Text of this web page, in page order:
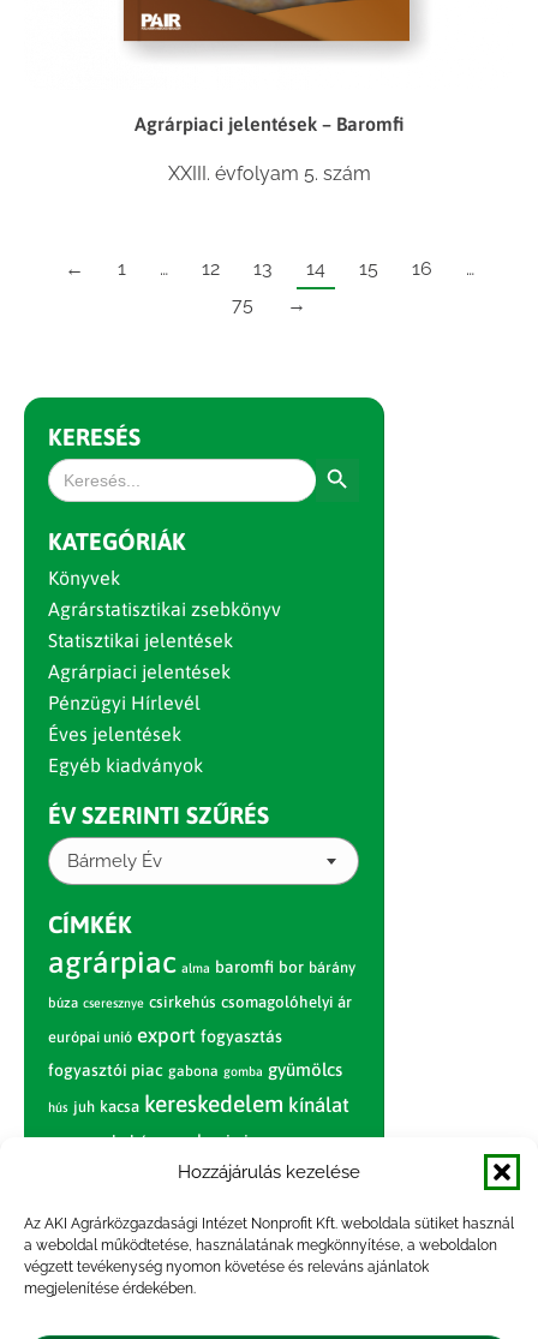
Hozzájárulás kezelése
Az AKI Agrárközgazdasági Intézet Nonprofit Kft. weboldala sütiket használ
a weboldal működtetése, használatának megkönnyítése, a weboldalon
végzett tevékenység nyomon követése és releváns ajánlatok
megjelenítése érdekében.
Agrárpiaci jelentések – Baromfi
XXIII. évfolyam 5. szám
← 1 … 12 13 14 15 16
…
75
→
KERESÉS
Search
for:
KATEGÓRIÁK
Könyvek
Agrárstatisztikai zsebkönyv
Statisztikai jelentések
Agrárpiaci jelentések
Pénzügyi Hírlevél
Éves jelentések
Egyéb kiadványok
ÉV SZERINTI SZŰRÉS
Bármely Év
CÍMKÉK
agrárpiac alma baromfi bor bárány
búza cseresznye csirkehús csomagolóhelyi ár
európai unió export fogyasztás
fogyasztói piac gabona gomba gyümölcs
hús juh kacsa kereskedelem kínálat
körte marhahús nagybani piac narancs
nemzetközi árinformációk
paradicsom piac piaci jelentés
pulyka pulykahús sertés sertéshús
szarvasmarha termelés
termelői